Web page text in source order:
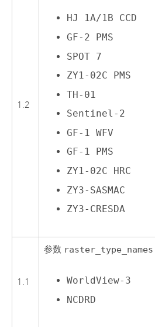
1.2
HJ 1A/1B CCD
GF-2 PMS
SPOT 7
ZY1-02C PMS
TH-01
Sentinel-2
GF-1 WFV
GF-1 PMS
ZY1-02C HRC
ZY3-SASMAC
ZY3-CRESDA
1.1
参数 raster_type_names
WorldView-3
NCDRD